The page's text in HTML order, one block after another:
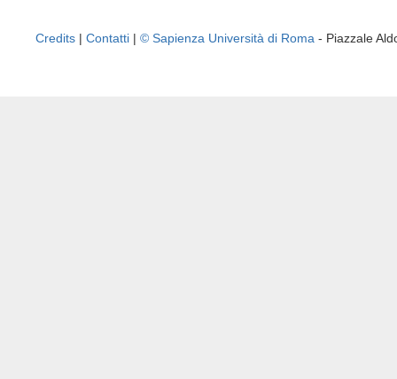
Credits | Contatti | © Sapienza Università di Roma - Piazzale